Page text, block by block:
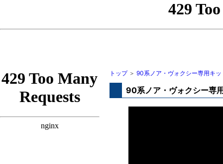
トップ＞ 90系ノア・ヴォクシー専用キッ
90系ノア・ヴォクシー専